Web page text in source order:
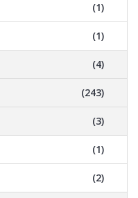
(1)
(1)
(4)
(243)
(3)
(1)
(2)